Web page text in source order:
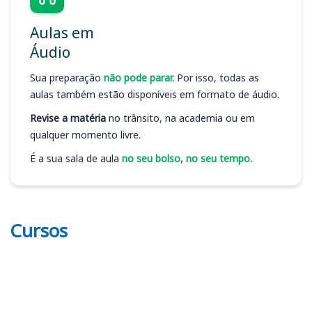
Aulas em
Áudio
Sua preparação não pode parar. Por isso, todas as
aulas também estão disponíveis em formato de áudio.
Revise a matéria no trânsito, na academia ou em
qualquer momento livre.
É a sua sala de aula no seu bolso, no seu tempo.
Cursos